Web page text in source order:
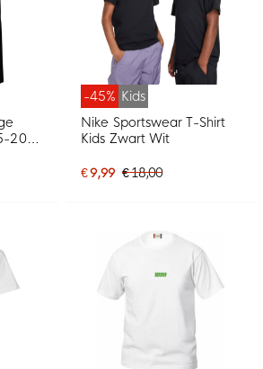
2026
-45% Kids
Nike Sportswear T-Shirt
Kids Zwart Wit
€ 9,99 € 18,00